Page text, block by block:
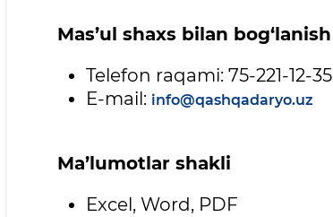
Mas’ul shaxs bilan bog‘lanish
Telefon raqami: 75-221-12-35
E-mail: info@qashqadaryo.uz
Ma’lumotlar shakli
Excel, Word, PDF